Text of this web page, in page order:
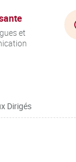
et
Dirigés